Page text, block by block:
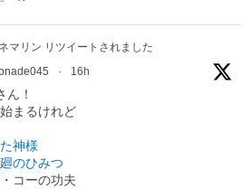
マリン リツイートされました
· 16h
ん！
まるけれど
神様
のひみつ
・コーの功夫